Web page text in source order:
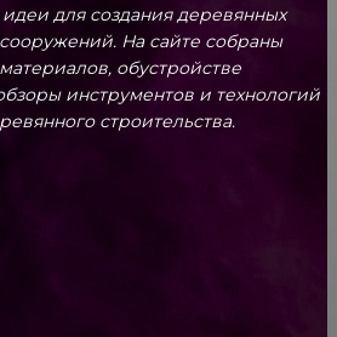
для создания деревянных
На сайте собраны
обустройстве
инструментов и технологий
строительства.